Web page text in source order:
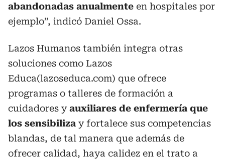
abandonadas anualmente en hospitales por
ejemplo”, indicó Daniel Ossa.
Lazos Humanos también integra otras
soluciones como Lazos
Educa(lazoseduca.com) que ofrece
programas o talleres de formación a
cuidadores yauxiliares de enfermería que
los sensibiliza y fortalece sus competencias
blandas, de tal manera que además de
ofrecer calidad, haya calidez en el trato a